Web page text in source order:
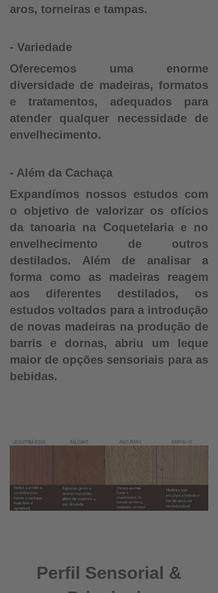
aros, torneiras e tampas.
- Variedade
Oferecemos uma enorme
diversidade de madeiras, formatos
e tratamentos, adequados para
atender qualquer necessidade de
envelhecimento.
- Além da Cachaça
Expandímos nossos estudos com
o objetivo de valorizar os ofícios
da tanoaria na Coquetelaria e no
envelhecimento de outros
destilados. Além de analisar a
forma como as madeiras reagem
aos diferentes destilados, os
estudos voltados para a introdução
de novas madeiras na produção de
barris e dornas, abriu um leque
maior de opções sensoriais para as
bebidas.
Perfil Sensorial &